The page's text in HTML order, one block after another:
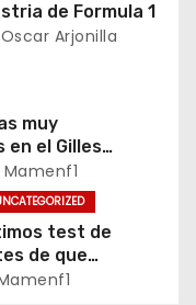
de Formula 1
Oscar Arjonilla
muy
el Gilles
¿será real?… /
GP Canadá
Mamenf1
test de
de que
temporada